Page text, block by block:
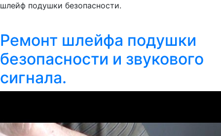
шлейф подушки безопасности.
Ремонт шлейфа подушки
безопасности и звукового
сигнала.